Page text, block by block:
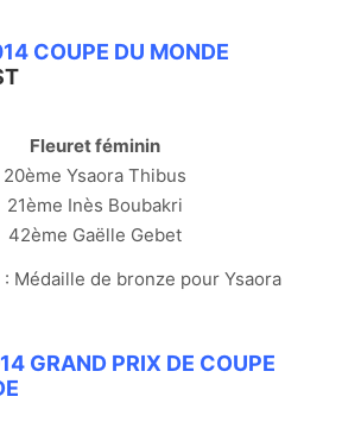
COUPE DU MONDE
Fleuret féminin
20ème Ysaora Thibus
21ème Inès Boubakri
42ème Gaëlle Gebet
: Médaille de bronze pour Ysaora
GRAND PRIX DE COUPE